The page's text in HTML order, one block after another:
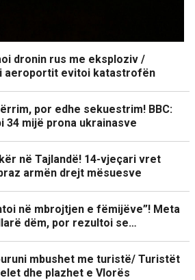
dronin rus me eksploziv /
aeroportit evitoi katastrofën
por edhe sekuestrim! BBC:
34 mijë prona ukrainasve
në Tajlandë! 14-vjeçari vret
armën drejt mësuesve
në mbrojtjen e fëmijëve”! Meta
dëm, por rezultoi se…
mbushet me turistë/ Turistët
dhe plazhet e Vlorës